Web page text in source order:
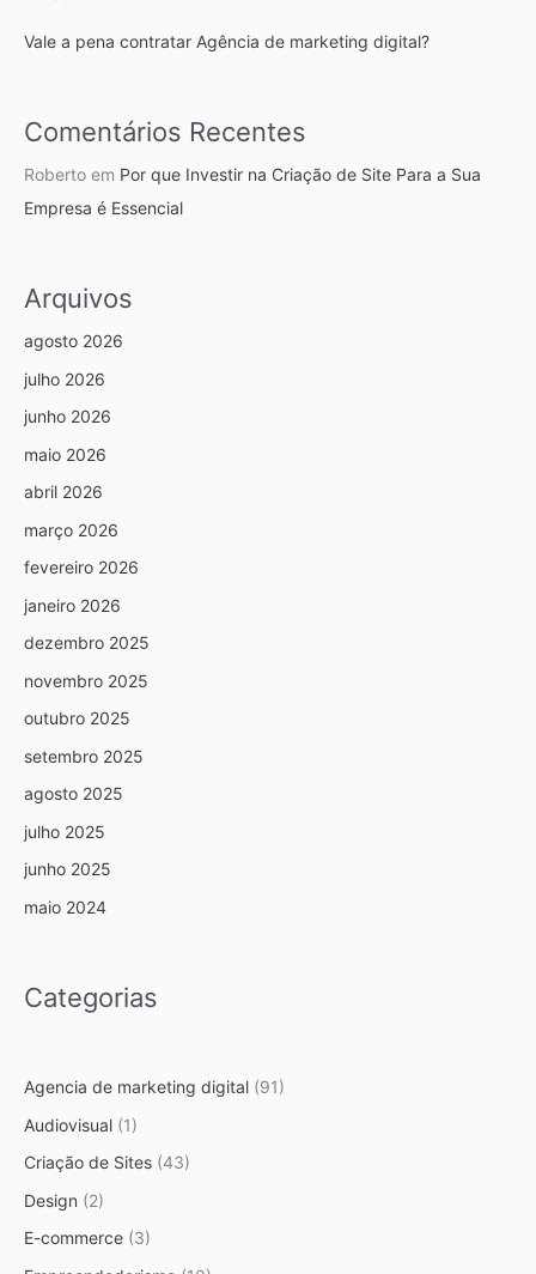
Vale a pena contratar Agência de marketing digital?
Comentários Recentes
Roberto em Por que Investir na Criação de Site Para a Sua
Empresa é Essencial
Arquivos
agosto 2026
julho 2026
junho 2026
maio 2026
abril 2026
março 2026
fevereiro 2026
janeiro 2026
dezembro 2025
novembro 2025
outubro 2025
setembro 2025
agosto 2025
julho 2025
junho 2025
maio 2024
Categorias
Agencia de marketing digital (91)
Audiovisual (1)
Criação de Sites (43)
Design (2)
E-commerce (3)